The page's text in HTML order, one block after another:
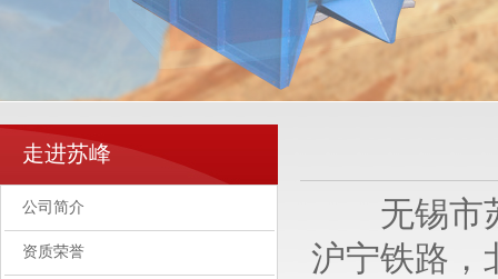
走进苏峰
公司简介
资质荣誉
无锡市苏
沪宁铁路，